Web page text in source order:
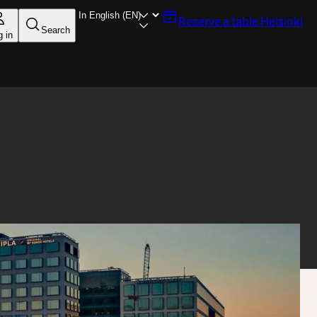
in Search
Reserve a table Helsinki